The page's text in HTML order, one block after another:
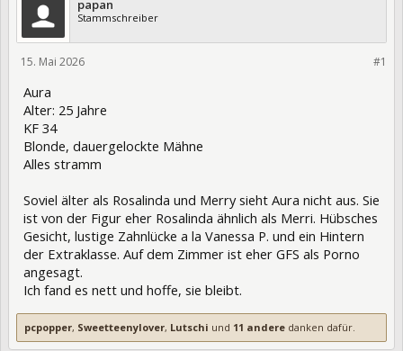
papan
Stammschreiber
#1
15. Mai 2026
Aura
Alter: 25 Jahre
KF 34
Blonde, dauergelockte Mähne
Alles stramm
Soviel älter als Rosalinda und Merry sieht Aura nicht aus. Sie
ist von der Figur eher Rosalinda ähnlich als Merri. Hübsches
Gesicht, lustige Zahnlücke a la Vanessa P. und ein Hintern
der Extraklasse. Auf dem Zimmer ist eher GFS als Porno
angesagt.
Ich fand es nett und hoffe, sie bleibt.
pcpopper, Sweetteenylover, Lutschi und 11 andere danken dafür.